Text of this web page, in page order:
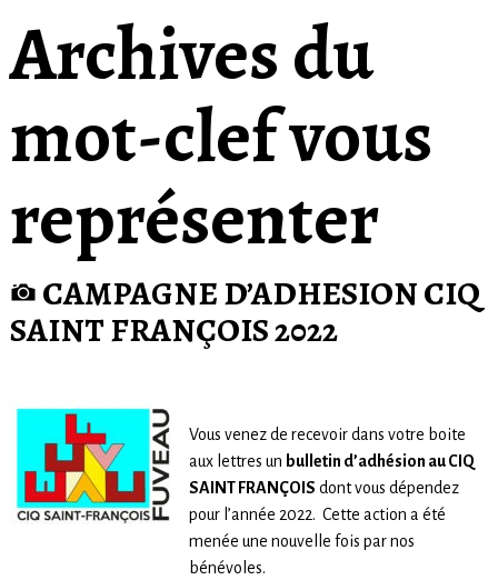
Archives du
mot-clefvous
représenter
CAMPAGNE D’ADHESION CIQ
SAINT FRANÇOIS 2022
Vous venez de recevoir dans votre boite
aux lettres un bulletin d’adhésion au CIQ
SAINT FRANÇOIS dont vous dépendez
pour l’année 2022. Cette action a été
menée une nouvelle fois par nos
bénévoles.